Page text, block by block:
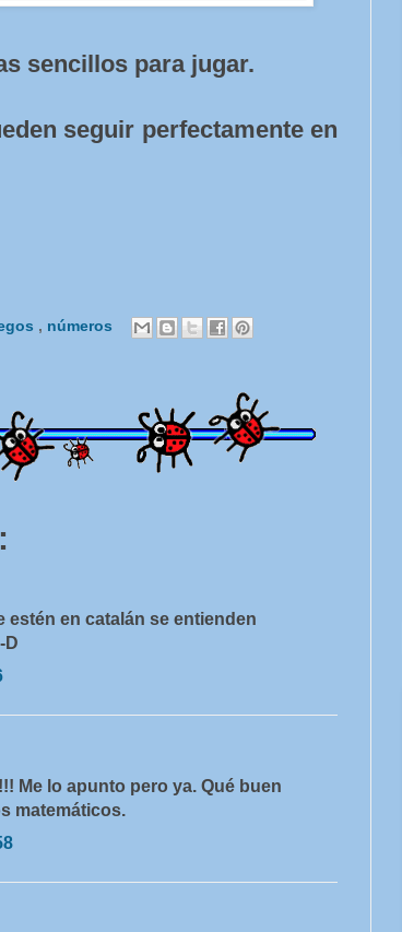
sencillos para jugar.
seguir perfectamente en
, números
en catalán se entienden
D
Me lo apunto pero ya. Qué buen
matemáticos.